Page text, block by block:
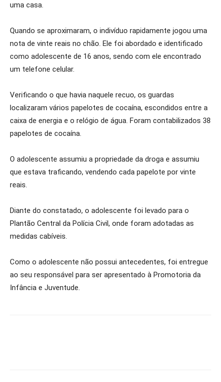
uma casa.
Quando se aproximaram, o indivíduo rapidamente jogou uma
nota de vinte reais no chão. Ele foi abordado e identificado
como adolescente de 16 anos, sendo com ele encontrado
um telefone celular.
Verificando o que havia naquele recuo, os guardas
localizaram vários papelotes de cocaína, escondidos entre a
caixa de energia e o relógio de água. Foram contabilizados 38
papelotes de cocaína.
O adolescente assumiu a propriedade da droga e assumiu
que estava traficando, vendendo cada papelote por vinte
reais.
Diante do constatado, o adolescente foi levado para o
Plantão Central da Polícia Civil, onde foram adotadas as
medidas cabíveis.
Como o adolescente não possui antecedentes, foi entregue
ao seu responsável para ser apresentado à Promotoria da
Infância e Juventude.